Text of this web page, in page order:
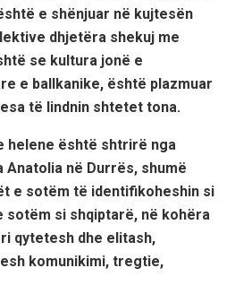
e shënjuar në kujtesën
dhjetëra shekuj me
se kultura jonë e
e ballkanike, është plazmuar
të lindnin shtetet tona.
helene është shtrirë nga
Anatolia në Durrës, shumë
e sotëm të identifikoheshin si
sotëm si shqiptarë, në kohëra
qytetesh dhe elitash,
komunikimi, tregtie,